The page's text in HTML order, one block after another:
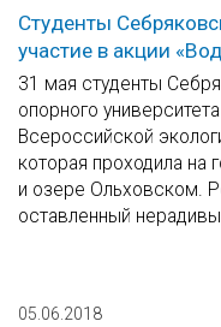
Студенты
участие в акции
31 мая студенты
опорного
Всероссийской
которая проходила
и озере Ольховском.
оставленный
05.06.2018